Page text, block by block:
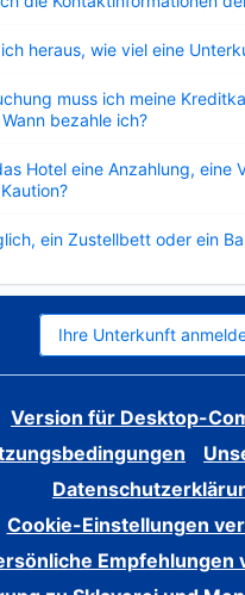
heraus, wie viel eine
muss ich meine
bezahle ich?
Hotel eine Anzahlung, eine
ein Zustellbett oder ein
Ihre Unterkunft
Version für Desktop-
Cookie-Einstellungen
Empfehlungen